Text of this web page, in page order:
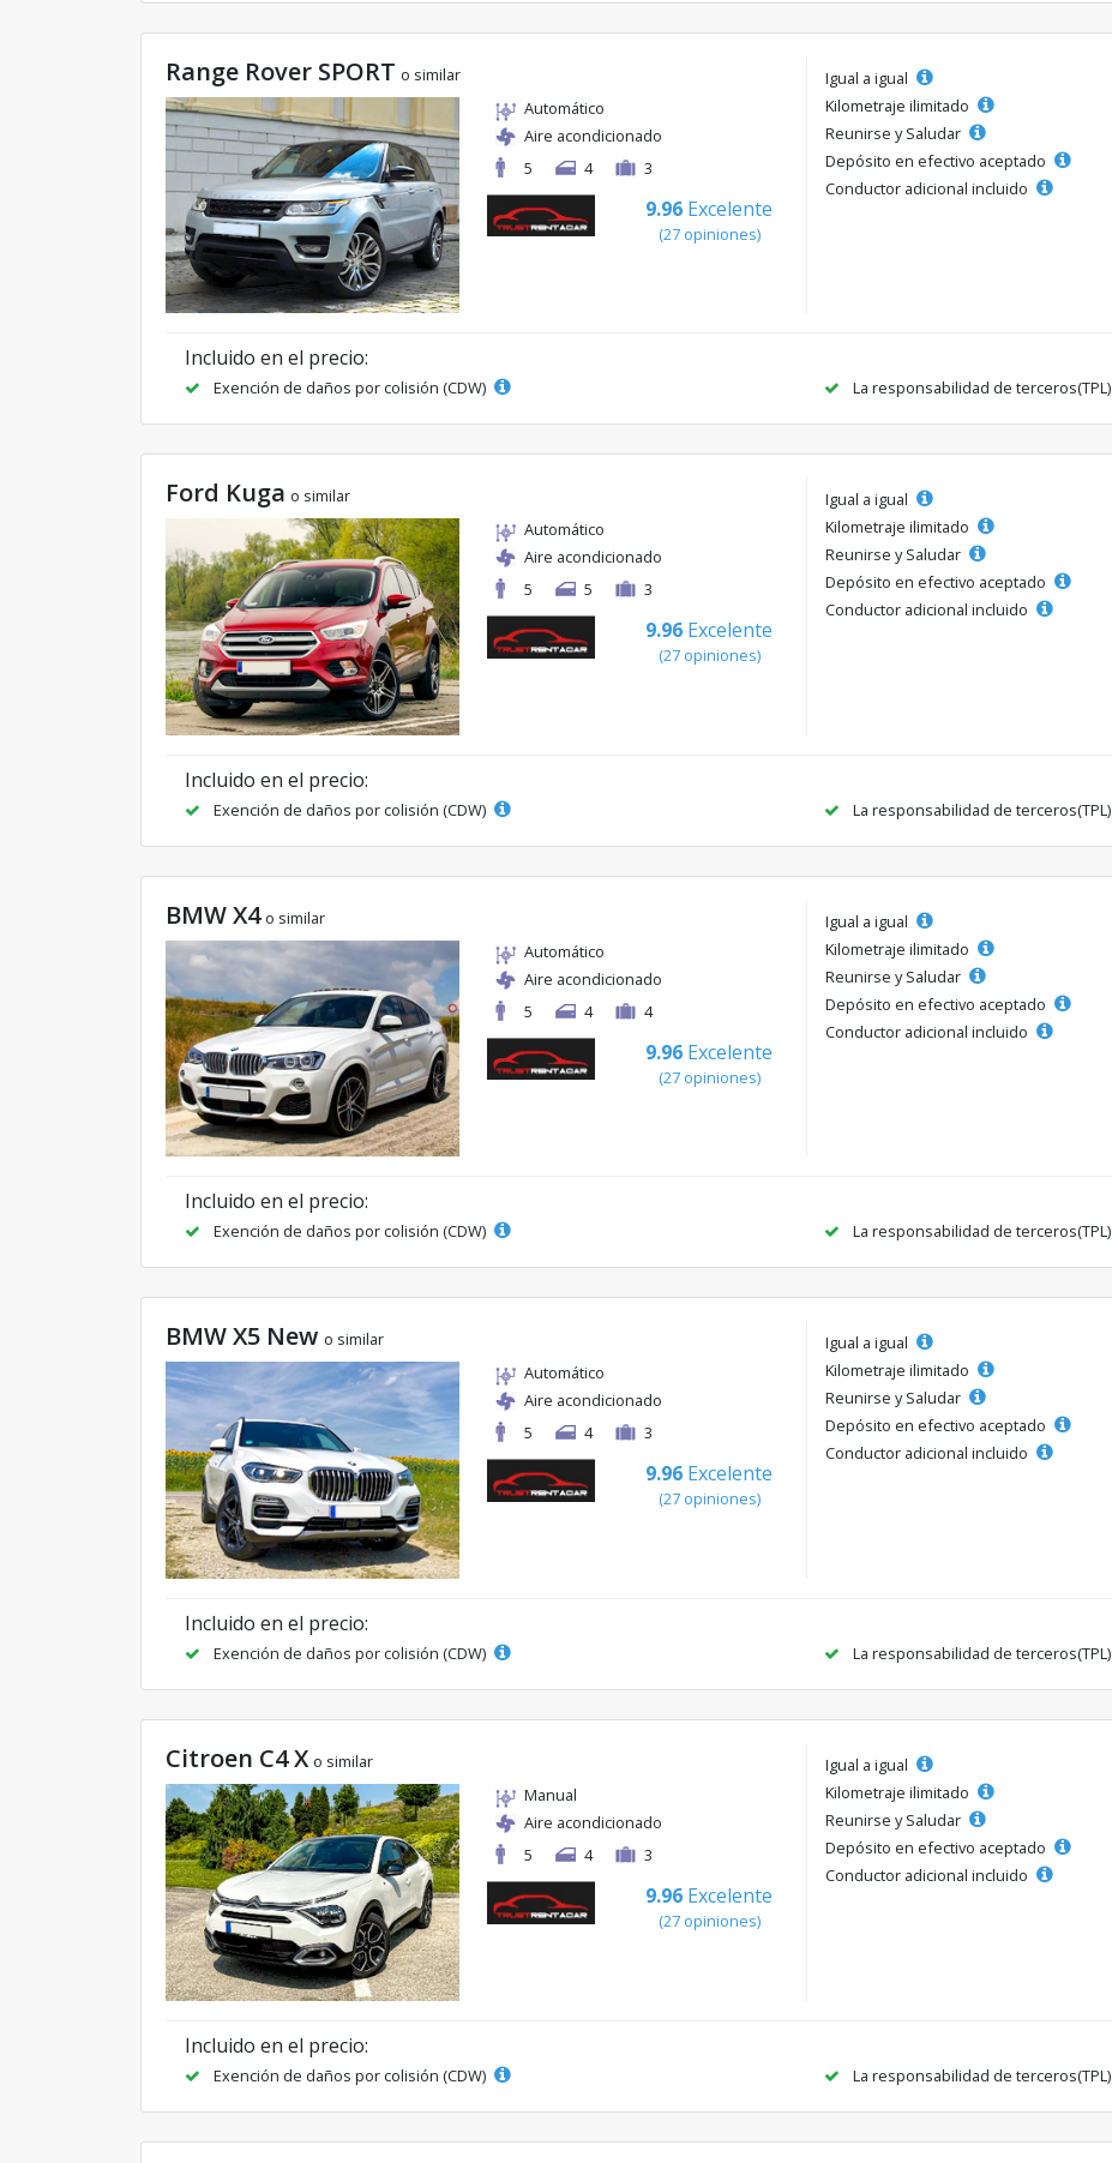
Range Rover SPORT o similar
Automático
Aire acondicionado
5
4 3
9.96 Excelente
(27 opiniones)
Igual a igual
Kilometraje ilimitado
Reunirse y Saludar
Depósito en efectivo aceptado
Conductor adicional incluido
Incluido en el precio:
Exención de daños por colisión (CDW) La responsabilidad de terceros(TPL)
Ford Kuga o similar
Automático
Aire acondicionado
5
5 3
9.96 Excelente
(27 opiniones)
Igual a igual
Kilometraje ilimitado
Reunirse y Saludar
Depósito en efectivo aceptado
Conductor adicional incluido
Incluido en el precio:
Exención de daños por colisión (CDW) La responsabilidad de terceros(TPL)
BMW X4 o similar
Automático
Aire acondicionado
5
4 4
9.96 Excelente
(27 opiniones)
Igual a igual
Kilometraje ilimitado
Reunirse y Saludar
Depósito en efectivo aceptado
Conductor adicional incluido
Incluido en el precio:
Exención de daños por colisión (CDW) La responsabilidad de terceros(TPL)
BMW X5 New o similar
Automático
Aire acondicionado
5
4 3
9.96 Excelente
(27 opiniones)
Igual a igual
Kilometraje ilimitado
Reunirse y Saludar
Depósito en efectivo aceptado
Conductor adicional incluido
Incluido en el precio:
Exención de daños por colisión (CDW) La responsabilidad de terceros(TPL)
Citroen C4 X o similar
Manual
Aire acondicionado
5
4 3
9.96 Excelente
(27 opiniones)
Igual a igual
Kilometraje ilimitado
Reunirse y Saludar
Depósito en efectivo aceptado
Conductor adicional incluido
Incluido en el precio:
Exención de daños por colisión (CDW) La responsabilidad de terceros(TPL)